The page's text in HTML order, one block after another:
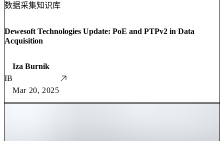
数据采集知识库
Dewesoft Technologies Update: PoE and PTPv2 in Data
Acquisition
IB
Iza Burnik
Mar 20, 2025